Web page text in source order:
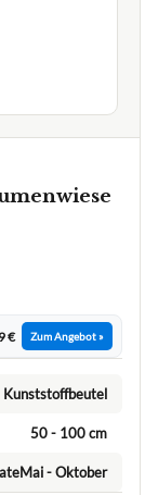
€ Zum Angebot »
Kunststoffbeutel
50 - 100 cm
- Oktober